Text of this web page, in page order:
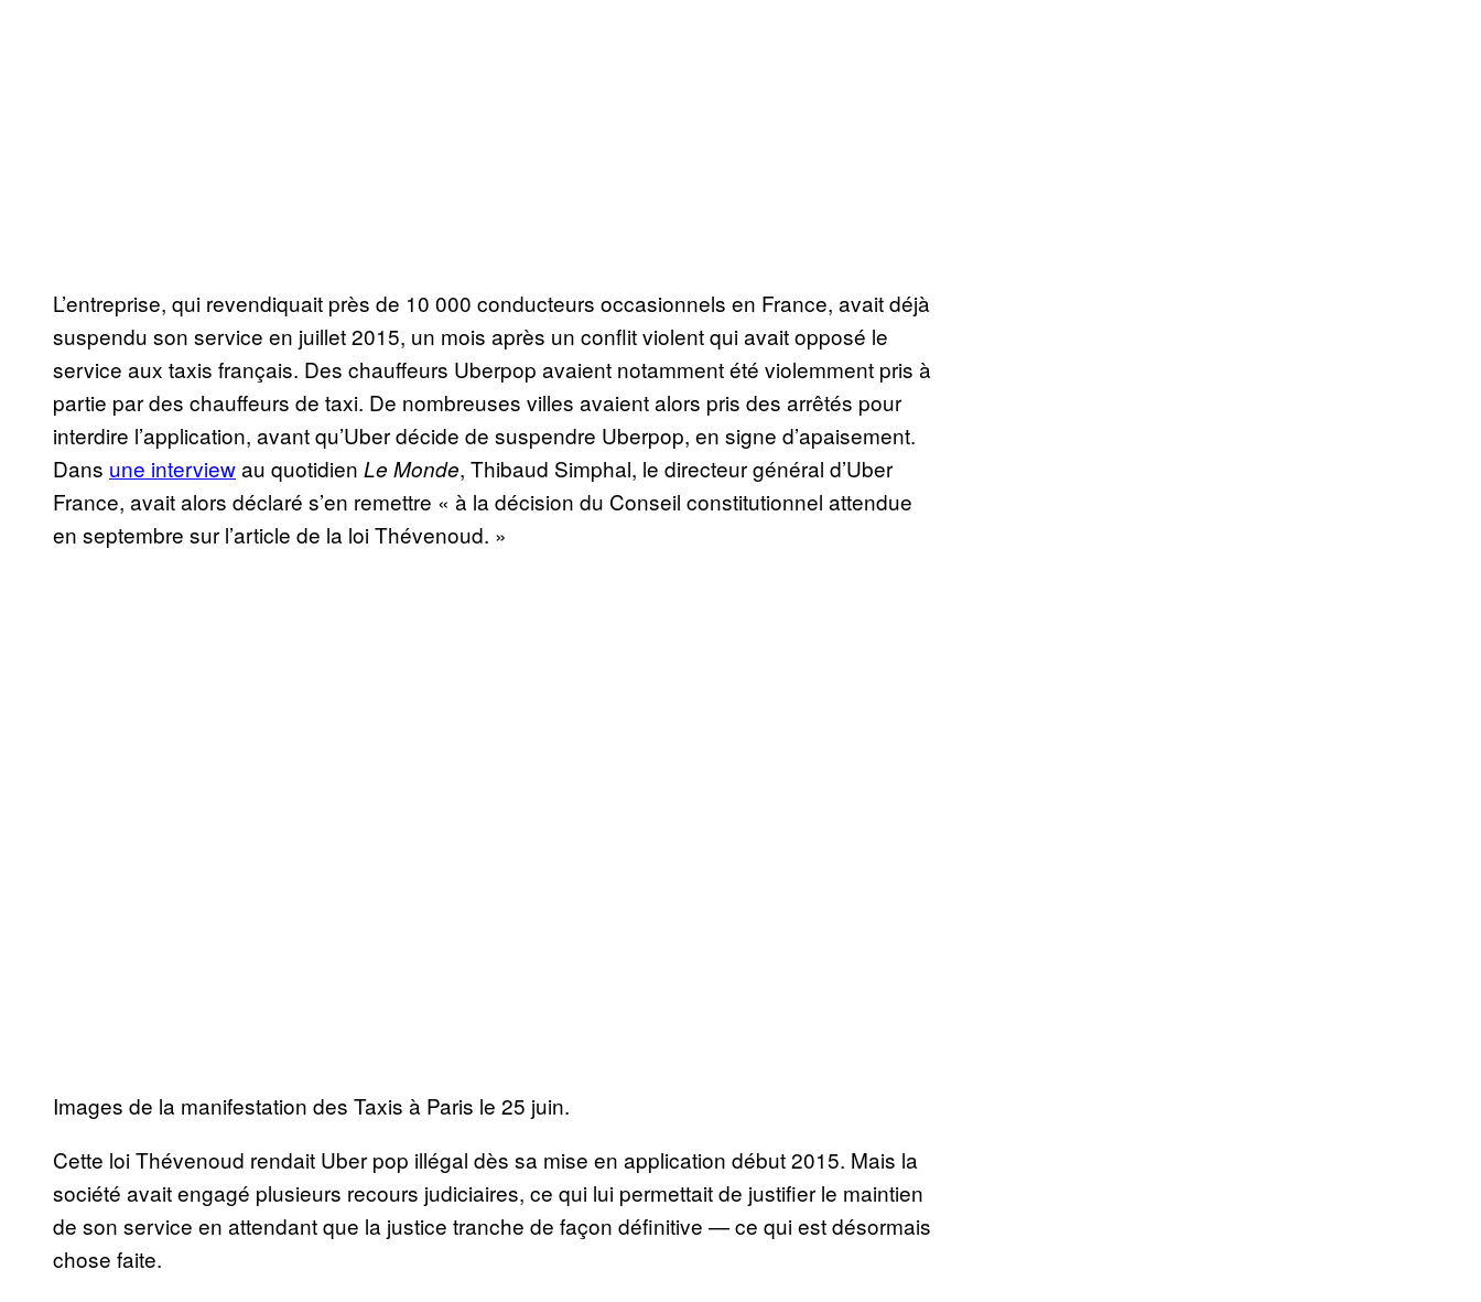
L’entreprise, qui revendiquait près de 10 000 conducteurs occasionnels en France, avait déjà
suspendu son service en juillet 2015, un mois après un conflit violent qui avait opposé le
service aux taxis français. Des chauffeurs Uberpop avaient notamment été violemment pris à
partie par des chauffeurs de taxi. De nombreuses villes avaient alors pris des arrêtés pour
interdire l’application, avant qu’Uber décide de suspendre Uberpop, en signe d’apaisement.
Dans une interviewau quotidien Le Monde, Thibaud Simphal, le directeur général d’Uber
France, avait alors déclaré s’en remettre « à la décision du Conseil constitutionnel attendue
en septembre sur l’article de la loi Thévenoud. »
Images de la manifestation des Taxis à Paris le 25 juin.
Cette loi Thévenoud rendait Uber pop illégal dès sa mise en application début 2015. Mais la
société avait engagé plusieurs recours judiciaires, ce qui lui permettait de justifier le maintien
de son service en attendant que la justice tranche de façon définitive — ce qui est désormais
chose faite.